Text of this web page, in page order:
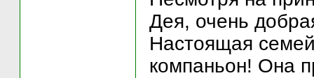
Дея, очень
Настоящая
компаньон! Она